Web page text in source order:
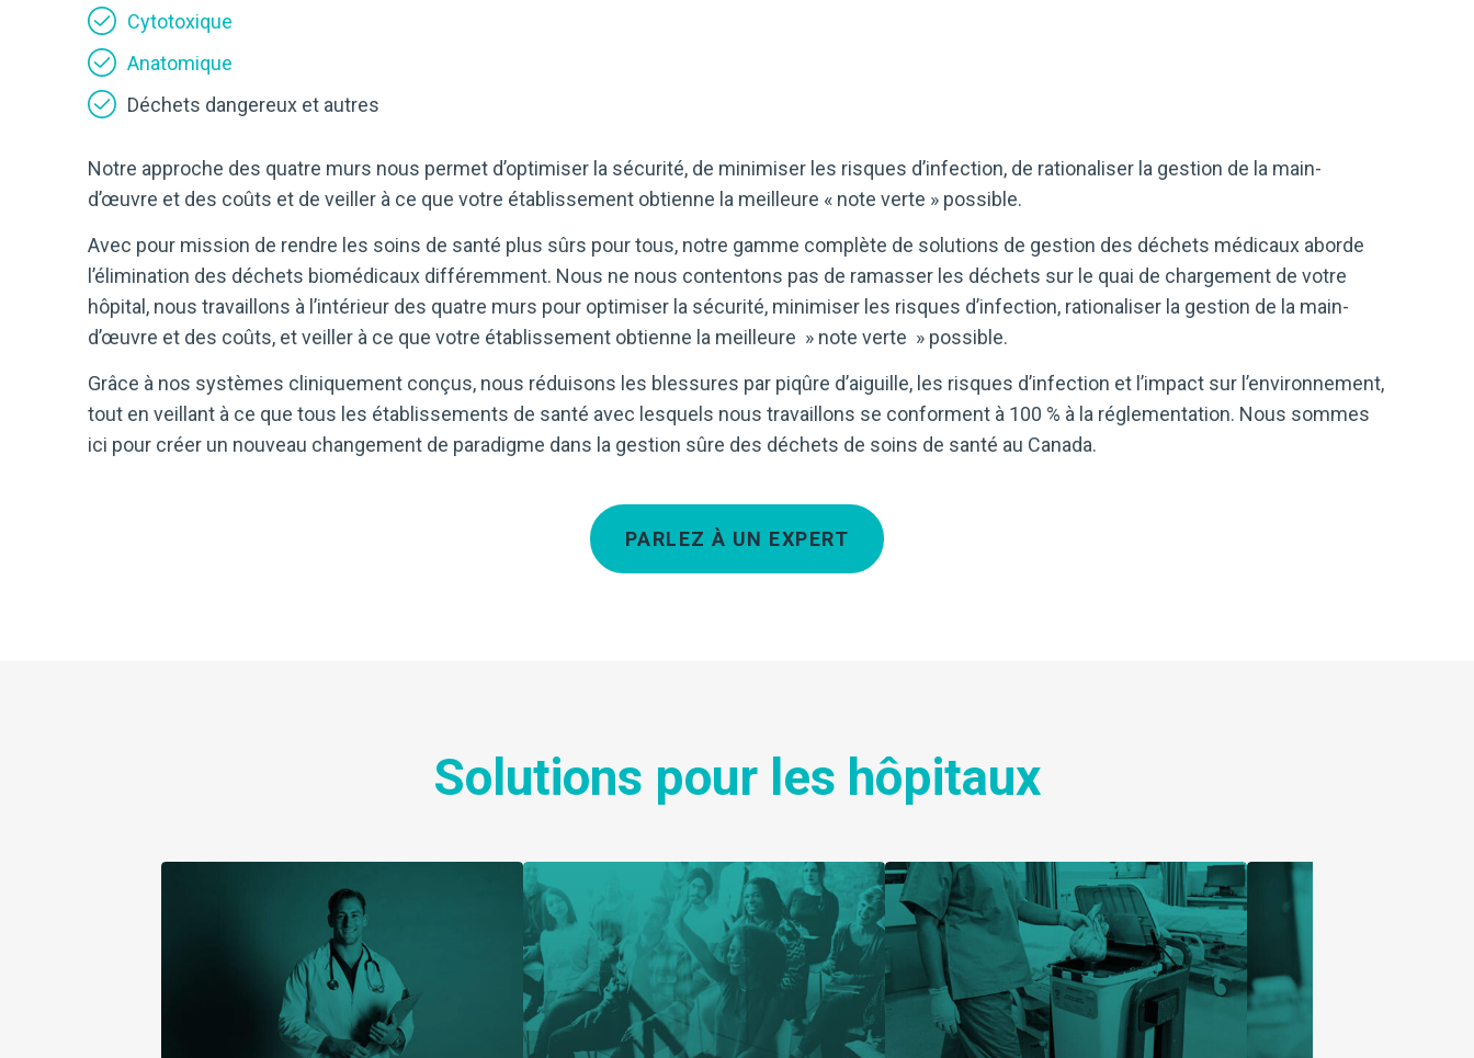
Cytotoxique
Anatomique
Déchets dangereux et autres
Notre approche des quatre murs nous permet d’optimiser la sécurité, de minimiser les risques d’infection, de rationaliser la gestion de la main-
d’œuvre et des coûts et de veiller à ce que votre établissement obtienne la meilleure « note verte » possible.
Avec pour mission de rendre les soins de santé plus sûrs pour tous, notre gamme complète de solutions de gestion des déchets médicaux aborde
l’élimination des déchets biomédicaux différemment. Nous ne nous contentons pas de ramasser les déchets sur le quai de chargement de votre
hôpital, nous travaillons à l’intérieur des quatre murs pour optimiser la sécurité, minimiser les risques d’infection, rationaliser la gestion de la main-
d’œuvre et des coûts, et veiller à ce que votre établissement obtienne la meilleure » note verte » possible.
Grâce à nos systèmes cliniquement conçus, nous réduisons les blessures par piqûre d’aiguille, les risques d’infection et l’impact sur l’environnement,
tout en veillant à ce que tous les établissements de santé avec lesquels nous travaillons se conforment à 100 % à la réglementation. Nous sommes
ici pour créer un nouveau changement de paradigme dans la gestion sûre des déchets de soins de santé au Canada.
PARLEZ À UN EXPERT
Solutions pour les hôpitaux